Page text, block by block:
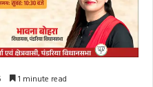
1 minute read